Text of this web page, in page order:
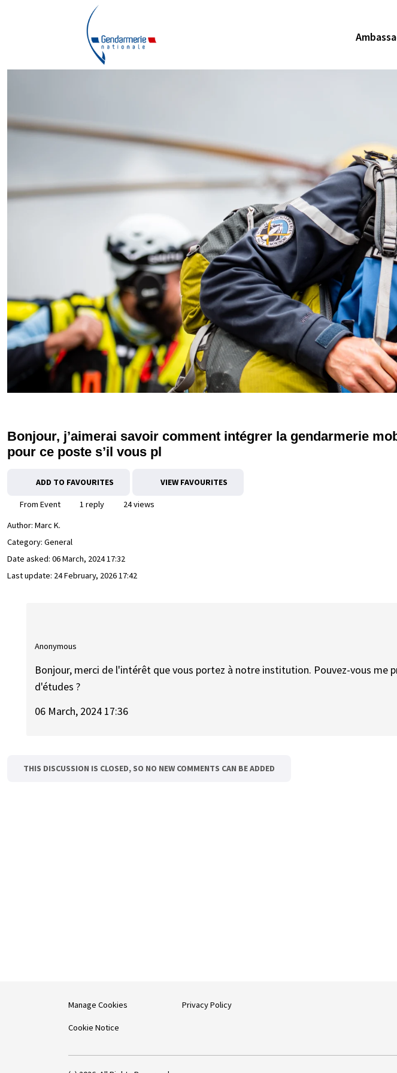
Bonjour, j’aimerai savoir comment intégrer la gendarmerie
pour ce poste s’il vous pl
ADD TO FAVOURITES VIEW FAVOURITES
From Event 1 reply
24 views
Author: Marc K.
Category: General
Date asked: 06 March, 2024 17:32
Last update: 24 February, 2026 17:42
Anonymous
Bonjour, merci de l'intérêt que vous portez à notre institution. Pouvez-vous me
d'études ?
06 March, 2024 17:36
THIS DISCUSSION IS CLOSED, SO NO NEW COMMENTS CAN BE ADDED
Manage Cookies
Cookie Notice
Privacy Policy